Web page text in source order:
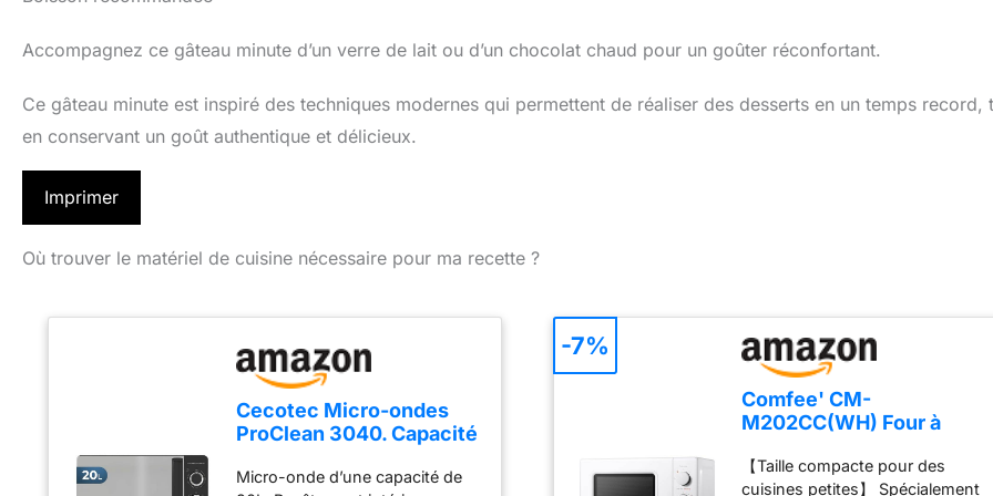
Accompagnez ce gâteau minute d’un verre de lait ou d’un chocolat chaud pour un goûter réconfortant.
Ce gâteau minute est inspiré des techniques modernes qui permettent de réaliser des desserts en un temps record,
en conservant un goût authentique et délicieux.
Imprimer
Où trouver le matériel de cuisine nécessaire pour ma recette ?
Cecotec Micro-ondes
ProClean 3040. Capacité
Ready2Clean, 700 W de
Micro-onde d’une capacité de
Comfee' CM-
M202CC(WH) Four à
avec la capacité de 20
【Taille compacte pour des
cuisines petites】 Spécialement
-7%